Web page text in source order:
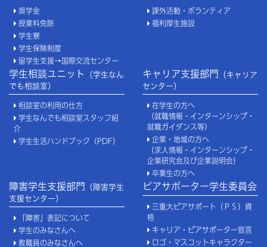
奨学金
授業料免除
学生寮
学生保険制度
留学生支援→国際交流センター
課外活動・ボランティア
福利厚生施設
学生相談ユニット
（学生なん
でも相談室）
相談室の利用の仕方
学生なんでも相談室スタッフ紹
介
学生生活ハンドブック（PDF）
キャリア支援部門
（キャリア
センター）
在学生の方へ
（就職情報・インターンシップ・
就職ガイダンス等）
企業・地域の方へ
（求人情報・インターンシップ・
企業研究会及び企業説明会）
卒業生の方へ
障害学生支援部門
（障害学生
支援センター）
「障害」表記について
学生のみなさんへ
教職員のみなさんへ
ピアサポーター学生委員会
三重大ピアサポート（ＰＳ）資
格
キャリア・ピアサポーター宣言
ロゴ・マスコットキャラクター